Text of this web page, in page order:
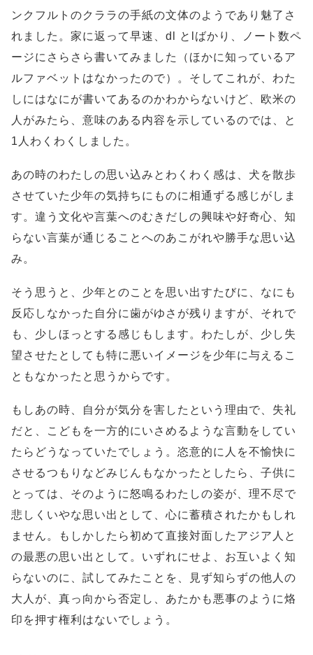
ンクフルトのクララの手紙の文体のようであり魅了さ
れました。家に返って早速、dl とlばかり、ノート数ペ
ージにさらさら書いてみました（ほかに知っているア
ルファベットはなかったので）。そしてこれが、わた
しにはなにが書いてあるのかわからないけど、欧米の
人がみたら、意味のある内容を示しているのでは、と
1人わくわくしました。
あの時のわたしの思い込みとわくわく感は、犬を散歩
させていた少年の気持ちにものに相通ずる感じがしま
す。違う文化や言葉へのむきだしの興味や好奇心、知
らない言葉が通じることへのあこがれや勝手な思い込
み。
そう思うと、少年とのことを思い出すたびに、なにも
反応しなかった自分に歯がゆさが残りますが、それで
も、少しほっとする感じもします。わたしが、少し失
望させたとしても特に悪いイメージを少年に与えるこ
ともなかったと思うからです。
もしあの時、自分が気分を害したという理由で、失礼
だと、こどもを一方的にいさめるような言動をしてい
たらどうなっていたでしょう。恣意的に人を不愉快に
させるつもりなどみじんもなかったとしたら、子供に
とっては、そのように怒鳴るわたしの姿が、理不尽で
悲しくいやな思い出として、心に蓄積されたかもしれ
ません。もしかしたら初めて直接対面したアジア人と
の最悪の思い出として。いずれにせよ、お互いよく知
らないのに、試してみたことを、見ず知らずの他人の
大人が、真っ向から否定し、あたかも悪事のように烙
印を押す権利はないでしょう。